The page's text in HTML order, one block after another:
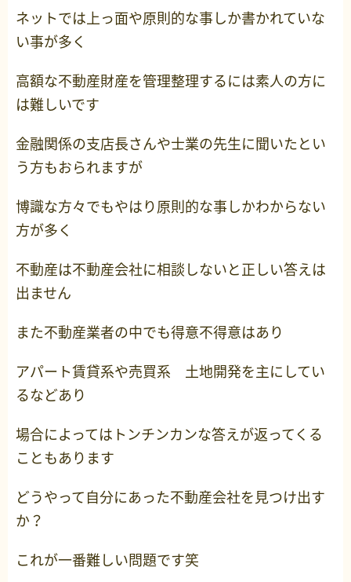
ネットでは上っ面や原則的な事しか書かれていな
い事が多く
高額な不動産財産を管理整理するには素人の方に
は難しいです
金融関係の支店長さんや士業の先生に聞いたとい
う方もおられますが
博識な方々でもやはり原則的な事しかわからない
方が多く
不動産は不動産会社に相談しないと正しい答えは
出ません
また不動産業者の中でも得意不得意はあり
アパート賃貸系や売買系 土地開発を主にしてい
るなどあり
場合によってはトンチンカンな答えが返ってくる
こともあります
どうやって自分にあった不動産会社を見つけ出す
か？
これが一番難しい問題です笑